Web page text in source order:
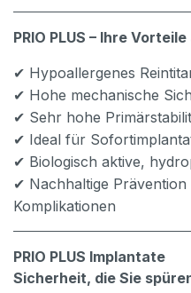
PRIO PLUS – Ihre
✔ Hypoallergenes
✔ Hohe mechanische
✔ Sehr hohe Primärstabilit
✔ Ideal für
✔ Biologisch aktive,
✔ Nachhaltige Prävention
Komplikationen
PRIO PLUS Implantate
Sicherheit, die Sie